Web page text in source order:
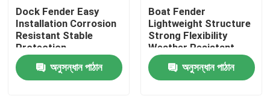
আমাদের সম্পর্কে
কারখানা ভ্রমণ
গুণমান নিয়ন্ত্রণ
Dock Fender Easy
Installation Corrosion
Resistant Stable
Protection
অনুসন্ধান পাঠান
Boat Fender
Lightweight Structure
Strong Flexibility
Weather Resistant
অনুসন্ধান পাঠান